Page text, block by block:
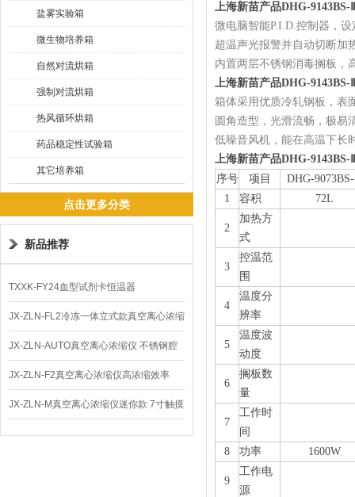
盐雾实验箱
微生物培养箱
自然对流烘箱
强制对流烘箱
热风循环烘箱
药品稳定性试验箱
其它培养箱
点击更多分类
新品推荐
TXXK-FY24血型试剂卡恒温器
JX-ZLN-FL2冷冻一体立式款真空离心浓缩
仪 低温功能
JX-ZLN-AUTO真空离心浓缩仪 不锈钢腔
体
JX-ZLN-F2真空离心浓缩仪高浓缩效率
JX-ZLN-M真空离心浓缩仪迷你款 7寸触摸
屏
上海新苗产品DHG-
微电脑智能P.I.D.控制器，
超温声光报警并自动切断加
内置两层不锈钢消毒搁板，
上海新苗产品DHG-
箱体采用优质冷轧钢板，表
圆角造型，光滑流畅，极易
低噪音风机，能在高温下长
上海新苗产品DHG-
序号
项目
DHG-
1
容积 72L
2
加热方
式
3
控温范
围
4
温度分
辨率
5
温度波
动度
6
搁板数
量
7
工作时
间
8
功率 1600W
9
工作电
源